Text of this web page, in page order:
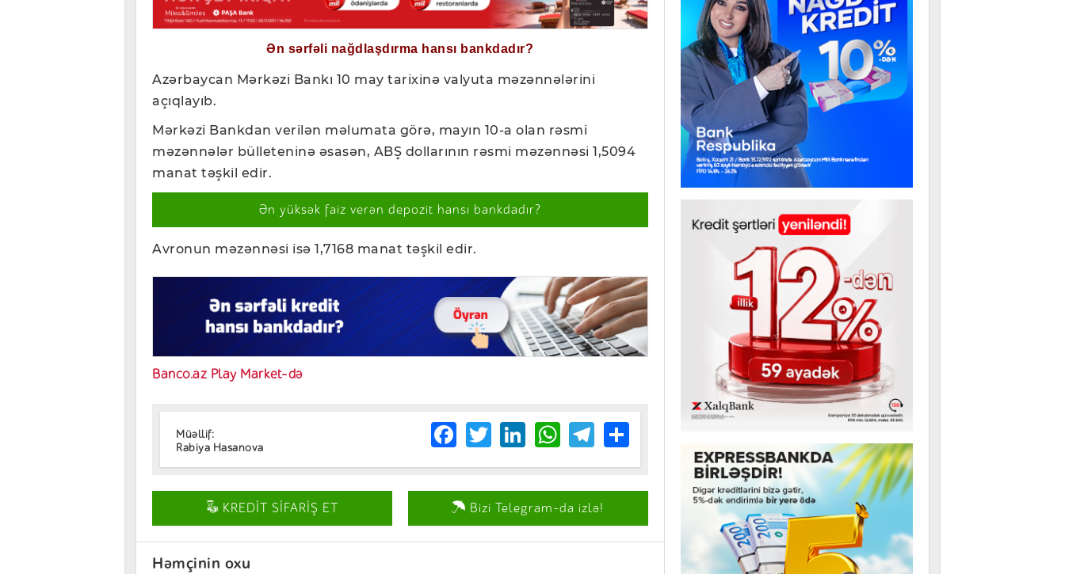
Ən sərfəli nağdlaşdırma hansı bankdadır?
Azərbaycan Mərkəzi Bankı 10 may tarixinə valyuta məzənnələrini
açıqlayıb.
Mərkəzi Bankdan verilən məlumata görə, mayın 10-a olan rəsmi
məzənnələr bülleteninə əsasən, ABŞ dollarının rəsmi məzənnəsi 1,5094
manat təşkil edir.
Ən yüksək faiz verən depozit hansı bankdadır?
Avronun məzənnəsi isə 1,7168 manat təşkil edir.
Banco.az Play Market-də
Müəllif:
Rabiya Hasanova
Facebook
TwitterLinkedIn
WhatsApp
Telegram
Share
KREDİT SİFARİŞ ET Bizi Telegram-da izlə!
Həmçinin oxu